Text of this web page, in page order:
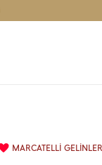
MARCATELLİ